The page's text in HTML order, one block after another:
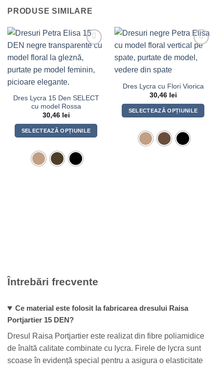
PRODUSE SIMILARE
Dres Lycra 15 Den SELECT
cu model Rossa
30,46 lei
SELECTEAZĂ OPȚIUNILE
produs
are
Dres Lycra cu Flori Viorica
30,46 lei
SELECTEAZĂ OPȚIUNILE
produs
are
Întrebări frecvente
Ce material este folosit la fabricarea dresului Raisa
Portjartier 15 DEN?
Dresul Raisa Portjartier este realizat din fibre poliamidice
de înaltă calitate combinate cu lycra. Firele de lycra sunt
scoase în evidență special pentru a asigura o elasticitate